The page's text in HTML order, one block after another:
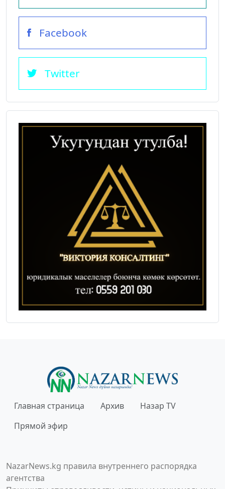
Facebook
Twitter
Главная страница Архив
Назар TV
Прямой эфир
NazarNews.kg правила внутреннего распорядка
агентства